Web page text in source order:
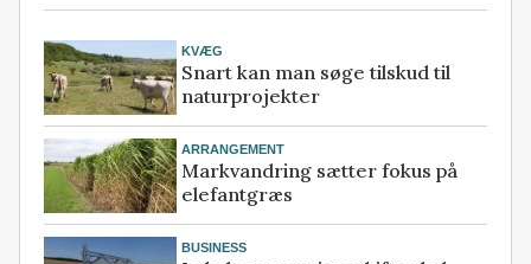
KVÆG
Snart kan man søge tilskud til
naturprojekter
ARRANGEMENT
Markvandring sætter fokus på
elefantgræs
BUSINESS